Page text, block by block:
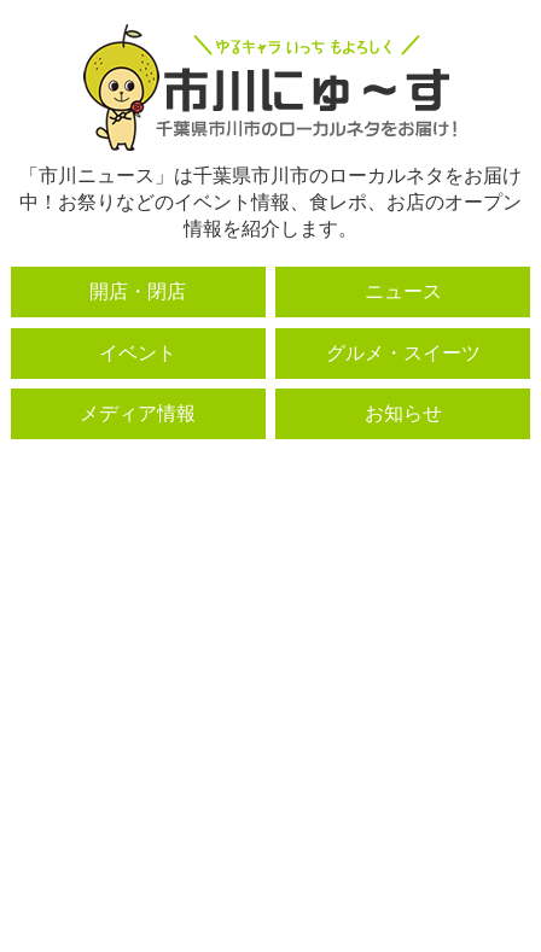
「市川ニュース」は千葉県市川市のローカルネタをお届け
中！お祭りなどのイベント情報、食レポ、お店のオープン
情報を紹介します。
開店・閉店 ニュース
イベント グルメ・スイーツ
メディア情報 お知らせ